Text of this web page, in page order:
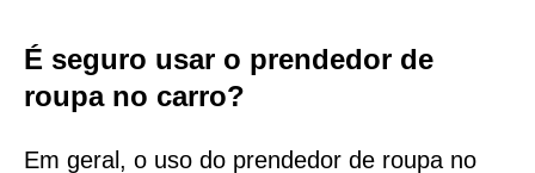
É seguro usar o prendedor de
roupa no carro?
Em geral, o uso do prendedor de roupa no